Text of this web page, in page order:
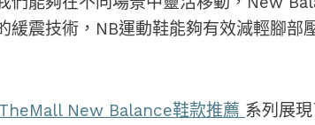
緩震技術，NB運動鞋能夠有效減輕腳部
New Balance鞋款推薦 系列展